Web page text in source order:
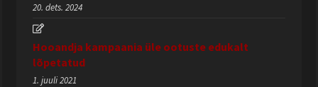
20. dets. 2024
Hooandja kampaania üle ootuste edukalt
lõpetatud
1. juuli 2021